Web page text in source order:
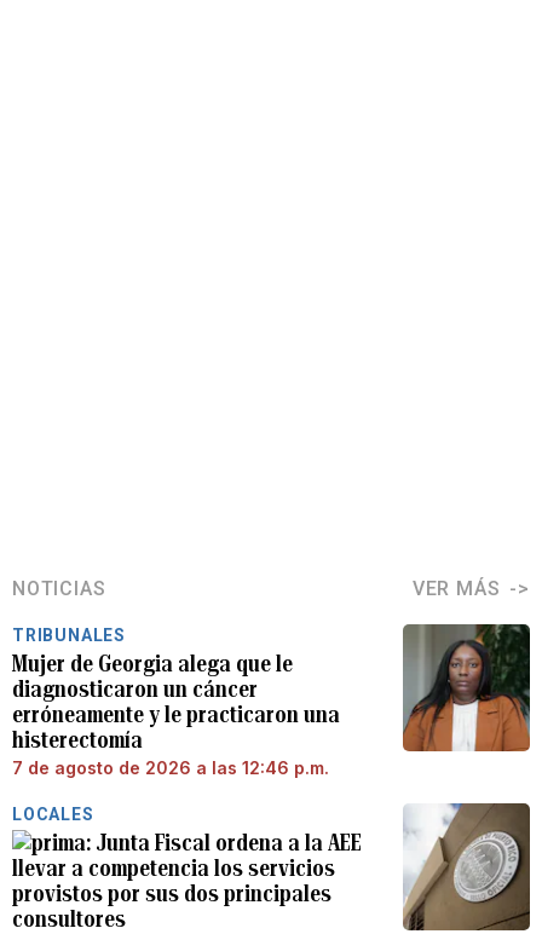
NOTICIAS VER MÁS
TRIBUNALES
Mujer de Georgia alega que le
diagnosticaron un cáncer
erróneamente y le practicaron una
histerectomía
7 de agosto de 2026 a las 12:46 p.m.
LOCALES
Junta Fiscal ordena a la AEE
llevar a competencia los servicios
provistos por sus dos principales
consultores